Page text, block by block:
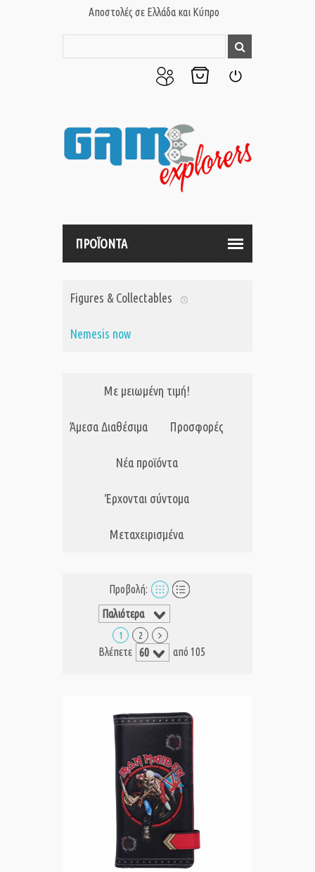
Αποστολές σε Ελλάδα και Κύπρο
μου
ΠΡΟΪΟΝΤΑ
Figures & Collectables
Nemesis now
Με μειωμένη τιμή!
Άμεσα Διαθέσιμα Προσφορές
Νέα προϊόντα
Έρχονται σύντομα
Μεταχειρισμένα
Προβολή:
1 2
Βλέπετε από 105